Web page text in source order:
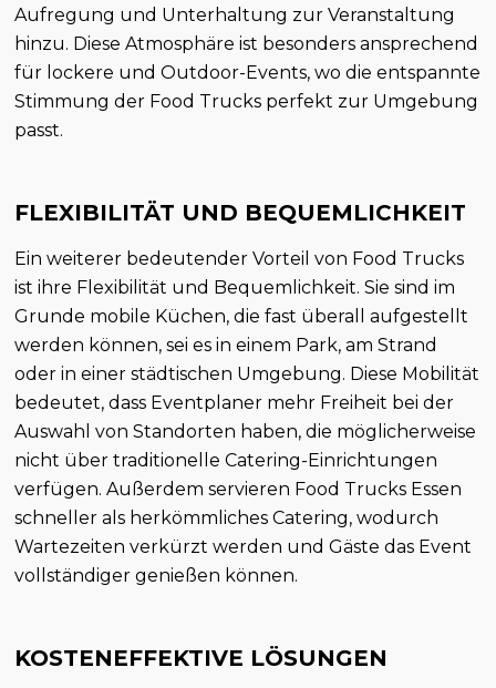
Aufregung und Unterhaltung zur Veranstaltung
hinzu. Diese Atmosphäre ist besonders ansprechend
für lockere und Outdoor-Events, wo die entspannte
Stimmung der Food Trucks perfekt zur Umgebung
passt.
FLEXIBILITÄT UND BEQUEMLICHKEIT
Ein weiterer bedeutender Vorteil von Food Trucks
ist ihre Flexibilität und Bequemlichkeit. Sie sind im
Grunde mobile Küchen, die fast überall aufgestellt
werden können, sei es in einem Park, am Strand
oder in einer städtischen Umgebung. Diese Mobilität
bedeutet, dass Eventplaner mehr Freiheit bei der
Auswahl von Standorten haben, die möglicherweise
nicht über traditionelle Catering-Einrichtungen
verfügen. Außerdem servieren Food Trucks Essen
schneller als herkömmliches Catering, wodurch
Wartezeiten verkürzt werden und Gäste das Event
vollständiger genießen können.
KOSTENEFFEKTIVE LÖSUNGEN